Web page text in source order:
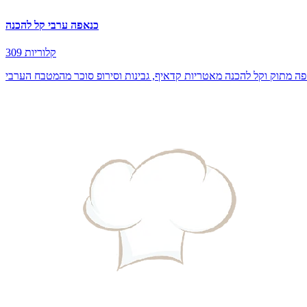
כנאפה ערבי קל להכנה
309 קלוריות
מתוק וקל להכנה מאטריות קדאיף, גבינות וסירופ סוכר מהמטבח הערבי